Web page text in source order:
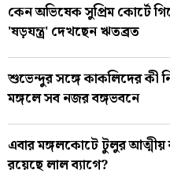
কেন অভিষেক সুপ্রিম কোর্টে
'ষড়যন্ত্র' দেখছেন ঋতব্রত
শুভেন্দুর সঙ্গে কাকলিদের কী
মঙ্গলে সব নজর বঙ্গভবনে
এবার মঙ্গলকোটে টুলুর আত্মীয়
রয়েছে লাল ব্যাগে?